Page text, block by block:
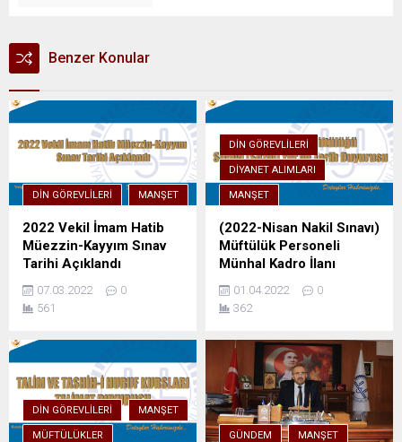
Benzer Konular
DIN GÖREVLILERI MANŞET
2022 Vekil İmam Hatib
Müezzin-Kayyım Sınav
Tarihi Açıklandı
07.03.2022
0
561
DIN GÖREVLILERI
DIYANET ALIMLARI
MANŞET
(2022-Nisan Nakil Sınavı)
Müftülük Personeli
Münhal Kadro İlanı
01.04.2022
0
362
DIN GÖREVLILERI MANŞET
MÜFTÜLÜKLER GÜNDEM MANŞET